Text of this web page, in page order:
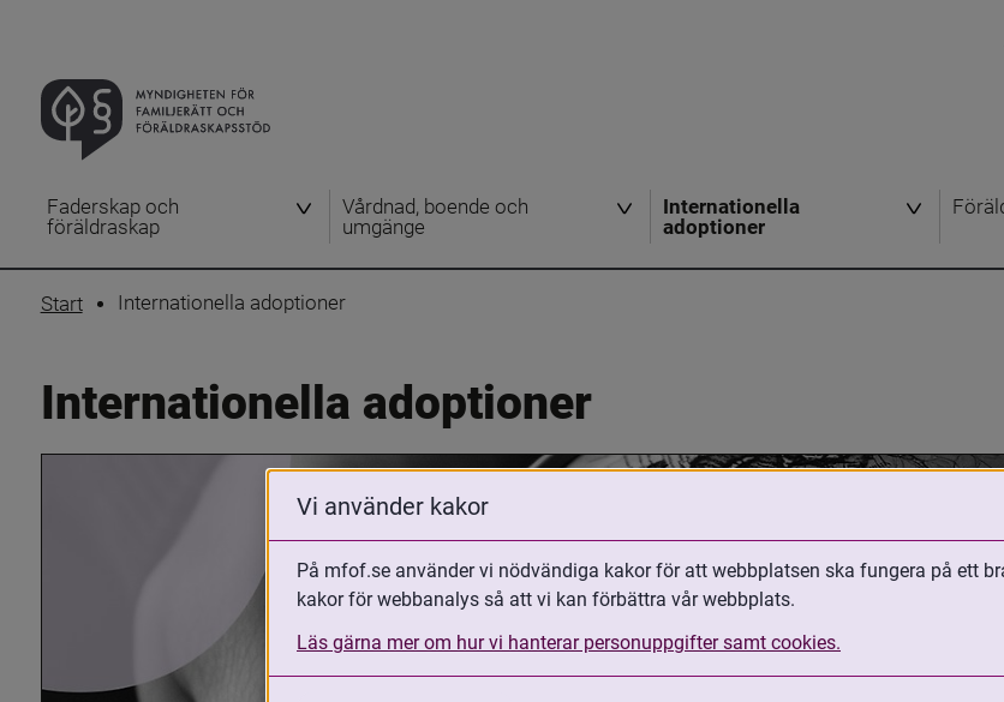
Faderskap och
föräldraskap
Vårdnad, boende och
umgänge
Internationella
adoptioner
Start Internationella adoptioner
Internationella adoptioner
Vi använder kakor
På mfof.se använder vi nödvändiga kakor för att webbplatsen ska fungera på ett
kakor för webbanalys så att vi kan förbättra vår webbplats.
Läs gärna mer om hur vi hanterar personuppgifter samt cookies.